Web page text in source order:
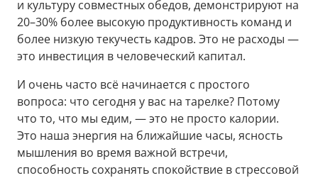
и культуру совместных обедов, демонстрируют на
20–30% более высокую продуктивность команд и
более низкую текучесть кадров. Это не расходы —
это инвестиция в человеческий капитал.
И очень часто всё начинается с простого
вопроса: что сегодня у вас на тарелке? Потому
что то, что мы едим, — это не просто калории.
Это наша энергия на ближайшие часы, ясность
мышления во время важной встречи,
способность сохранять спокойствие в стрессовой